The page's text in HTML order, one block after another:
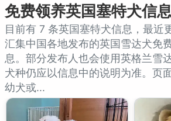
免费领养英国塞特犬信
目前有 7 条英国塞特犬信息，最近
汇集中国各地发布的英国雪达犬免
息。部分发布人也会使用英格兰雪
犬种仍应以信息中的说明为准。页
幼犬或...